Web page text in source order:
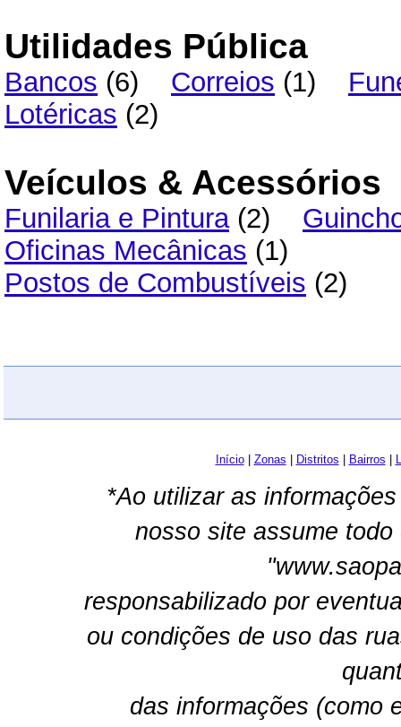
Utilidades Pública
Bancos (6) Correios (1)
Lotéricas (2)
Veículos & Acessórios
Funilaria e Pintura(2)
Oficinas Mecânicas (1)
Postos de Combustíveis (2)
Início| Zonas Distritos Bairros
*Ao utilizar as
nosso site assume
responsabilizado por
ou condições de uso das
das informações (como